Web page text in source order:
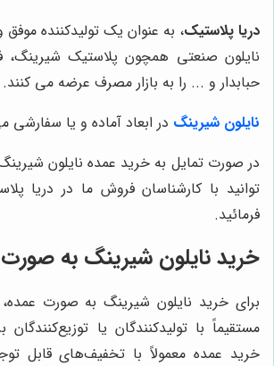
دریا پلاستیک، به عنوان یک تولیدکننده موفق
نایلون صنعتی همچون پلاستیک شیرینگ،
حبابدار و ... را به بازار مصرف عرضه می کنند.
نایلون شیرینگ در ابعاد آماده و یا سفارشی
در صورت تمایل به خرید عمده نایلون
توانید با کارشناسان فروش ما در دریا
فرمائید.
خرید نایلون شیرینگ به
برای خرید نایلون شیرینگ به صورت
مستقیماً با تولیدکنندگان یا
خرید عمده معمولاً با تخفیف‌های قابل